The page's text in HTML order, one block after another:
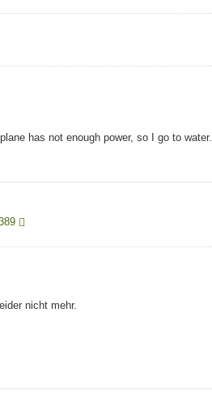
has not enough power, so I go to water.
nicht mehr.